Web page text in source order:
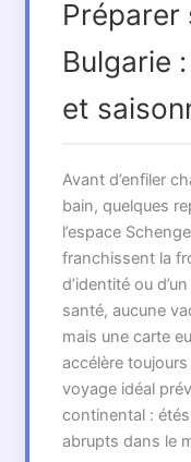
Préparer
Bulgarie
et
Avant d’enfiler
bain, quelques
l’espace
franchissent la
d’identité ou
santé, aucune
mais une carte
accélère
voyage idéal
continental :
abrupts dans le